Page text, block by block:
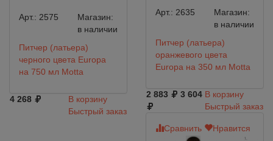
Арт.: 2575
Магазин:
в наличии
Питчер (латьера)
черного цвета Europa
на 750 мл Motta
4 268
В корзину
Быстрый заказ
Арт.: 2635
Магазин:
в наличии
Питчер (латьера)
оранжевого цвета
Europa на 350 мл Motta
2 883 3 604 В корзину
Быстрый заказ
Сравнить Нравится